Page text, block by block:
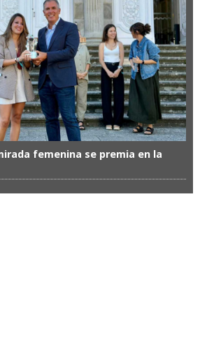
femenina se premia en la